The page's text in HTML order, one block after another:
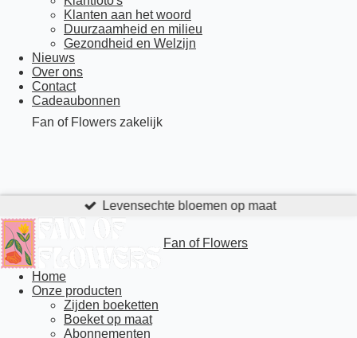
Klanten aan het woord
Duurzaamheid en milieu
Gezondheid en Welzijn
Nieuws
Over ons
Contact
Cadeaubonnen
Fan of Flowers zakelijk
Levensechte bloemen op maat
Fan of Flowers
Home
Onze producten
Zijden boeketten
Boeket op maat
Abonnementen